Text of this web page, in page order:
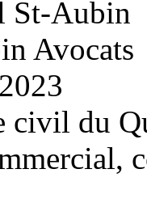
St-Aubin
Avocats
civil du